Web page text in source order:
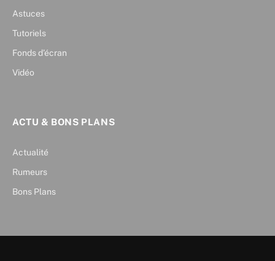
Astuces
Tutoriels
Fonds d’écran
Vidéo
ACTU & BONS PLANS
Actualité
Rumeurs
Bons Plans